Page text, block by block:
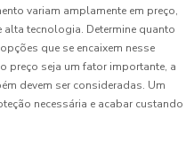
variam amplamente em preço,
tecnologia. Determine quanto
que se encaixem nesse
preço seja um fator importante, a
devem ser consideradas. Um
necessária e acabar custando